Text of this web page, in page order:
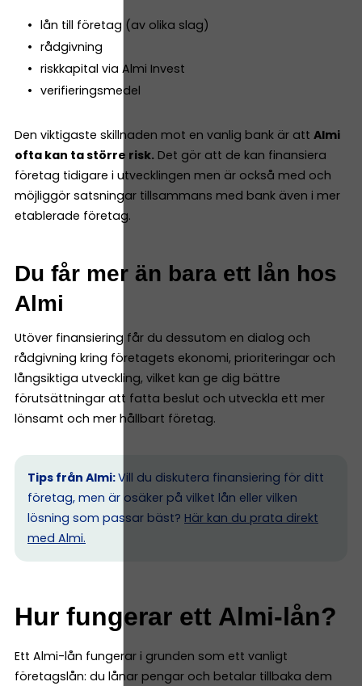
lån till företag (av olika slag)
rådgivning
riskkapital via Almi Invest
verifieringsmedel
Den viktigaste skillnaden mot en vanlig bank är att Almi
ofta kan ta större risk. Det gör att de kan finansiera
företag tidigare i utvecklingen men är också med och
möjliggör satsningar tillsammans med bank även i mer
etablerade företag.
Du får mer än bara ett lån hos
Almi
Utöver finansiering får du dessutom en dialog och
rådgivning kring företagets ekonomi, prioriteringar och
långsiktiga utveckling, vilket kan ge dig bättre
förutsättningar att fatta beslut och utveckla ett mer
lönsamt och mer hållbart företag.
Tips från Almi:Vill du diskutera finansiering för ditt
företag, men är osäker på vilket lån eller vilken
lösning som passar bäst? Här kan du prata direkt
med Almi.
Hur fungerar ett Almi-lån?
Ett Almi-lån fungerar i grunden som ett vanligt
företagslån: du lånar pengar och betalar tillbaka dem